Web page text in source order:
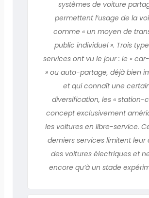
systèmes de voiture
permettent l’usage de la
comme « un moyen de
public individuel ». Trois
services ont vu le jour : le «
» ou auto-partage, déjà bien
et qui connaît une
diversification, les « station-
concept exclusivement
les voitures en libre-service.
derniers services limitent leur
des voitures électriques et
encore qu’à un stade